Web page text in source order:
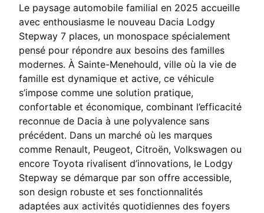
Le paysage automobile familial en 2025 accueille
avec enthousiasme le nouveau Dacia Lodgy
Stepway 7 places, un monospace spécialement
pensé pour répondre aux besoins des familles
modernes. À Sainte-Menehould, ville où la vie de
famille est dynamique et active, ce véhicule
s’impose comme une solution pratique,
confortable et économique, combinant l’efficacité
reconnue de Dacia à une polyvalence sans
précédent. Dans un marché où les marques
comme Renault, Peugeot, Citroën, Volkswagen ou
encore Toyota rivalisent d’innovations, le Lodgy
Stepway se démarque par son offre accessible,
son design robuste et ses fonctionnalités
adaptées aux activités quotidiennes des foyers